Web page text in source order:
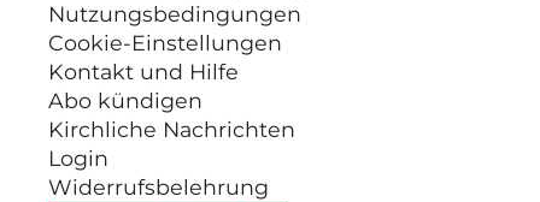
Nutzungsbedingungen
Cookie-Einstellungen
Kontakt und Hilfe
Abo kündigen
Kirchliche Nachrichten
Login
Widerrufsbelehrung